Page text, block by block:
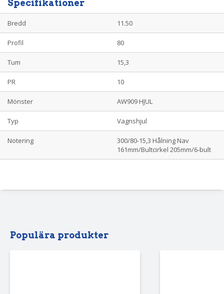
Specifikationer
Bredd 11.50
Profil 80
Tum 15,3
PR 10
Mönster AW909 HJUL
Typ Vagnshjul
Notering
300/80-15,3 Hålning Nav
161mm/Bultcirkel 205mm/6-bult
Populära produkter